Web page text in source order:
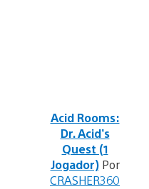
Acid Rooms:
Dr. Acid’s
Quest (1
Jogador)Por
CRASHER360